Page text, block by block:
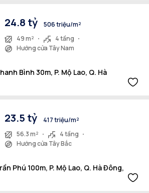
24.8 tỷ
506 triệu/m²
49 m²
4 tầng
Hướng cửa Tây Nam
Bình 30m, P. Mộ Lao, Q. Hà
23.5 tỷ
417 triệu/m²
56.3 m²
4 tầng
Hướng cửa Tây Bắc
Phú 100m, P. Mộ Lao, Q. Hà Đông,